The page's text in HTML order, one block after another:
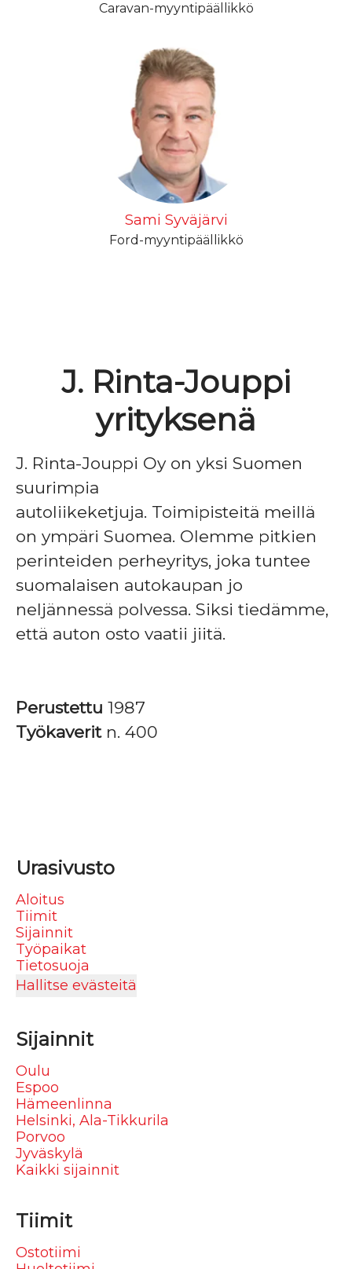
Caravan-myyntipäällikkö
Sami Syväjärvi
Ford-myyntipäällikkö
J. Rinta-Jouppi
yrityksenä
J. Rinta-Jouppi Oy on yksi Suomen
suurimpia
autoliikeketjuja. Toimipisteitä meillä
on ympäri Suomea. Olemme pitkien
perinteiden perheyritys, joka tuntee
suomalaisen autokaupan jo
neljännessä polvessa. Siksi tiedämme,
että auton osto vaatii jiitä.
Perustettu 1987
Työkaverit n. 400
Urasivusto
Aloitus
Tiimit
Sijainnit
Työpaikat
Tietosuoja
Hallitse evästeitä
Sijainnit
Oulu
Espoo
Hämeenlinna
Helsinki, Ala-Tikkurila
Porvoo
Jyväskylä
Kaikki sijainnit
Tiimit
Ostotiimi